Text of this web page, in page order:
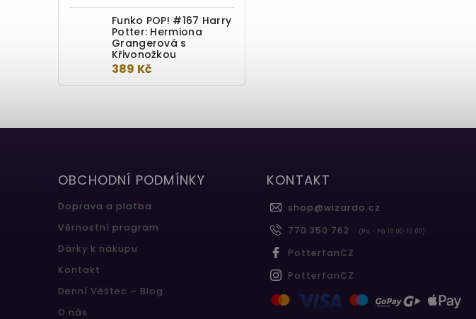
Funko POP! #167 Harry
Potter: Hermiona
Grangerová s
Křivonožkou
389 Kč
OBCHODNÍ PODMÍNKY
Doprava a platba
Věrnostní program
Dárky k nákupu
Kontakt
Denní Věštec – Blog
O nás
KONTAKT
shop@wizardo.cz
770 350 762
(Po - Pá 10.00-16.00)
PotterfanCZ
PotterfanCZ